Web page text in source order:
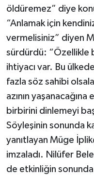
öldüremez” diye
“Anlamak için
vermelisiniz” diyen
sürdürdü: “Özellikle
ihtiyacı var. Bu
fazla söz sahibi
azının
birbirini dinlemeyi
Söyleşinin sonunda
yanıtlayan Müge
imzaladı. Nilüfer
de etkinliğin